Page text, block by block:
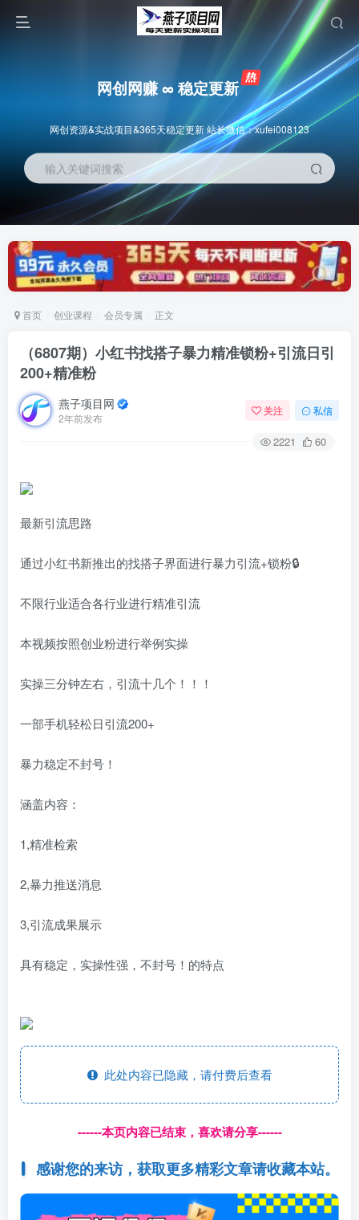
网创网赚 ∞ 稳定更新
网创资源&实战项目&365天稳定更新 站长微信：xufei008123
输入关键词搜索
首页 创业课程 会员专属 正文
（6807期）小红书找搭子暴力精准锁粉+引流日引
200+精准粉
燕子项目网
2年前发布
关注 私信
2221 60
最新引流思路
通过小红书新推出的找搭子界面进行暴力引流+锁粉🔒
不限行业适合各行业进行精准引流
本视频按照创业粉进行举例实操
实操三分钟左右，引流十几个！！！
一部手机轻松日引流200+
暴力稳定不封号！
涵盖内容：
1,精准检索
2,暴力推送消息
3,引流成果展示
具有稳定，实操性强，不封号！的特点
此处内容已隐藏，请付费后查看
------本页内容已结束，喜欢请分享------
感谢您的来访，获取更多精彩文章请收藏本站。